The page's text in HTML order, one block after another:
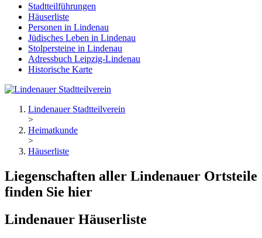
Stadtteilführungen
Häuserliste
Personen in Lindenau
Jüdisches Leben in Lindenau
Stolpersteine in Lindenau
Adressbuch Leipzig-Lindenau
Historische Karte
Lindenauer Stadtteilverein
>
Heimatkunde
>
Häuserliste
Liegenschaften aller Lindenauer Ortsteile
finden Sie hier
Lindenauer Häuserliste